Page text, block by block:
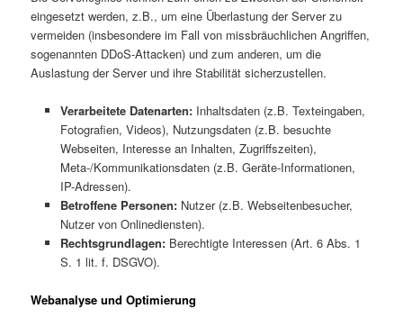
eingesetzt werden, z.B., um eine Überlastung der Server zu
vermeiden (insbesondere im Fall von missbräuchlichen Angriffen,
sogenannten DDoS-Attacken) und zum anderen, um die
Auslastung der Server und ihre Stabilität sicherzustellen.
Verarbeitete Datenarten:Inhaltsdaten (z.B. Texteingaben,
Fotografien, Videos), Nutzungsdaten (z.B. besuchte
Webseiten, Interesse an Inhalten, Zugriffszeiten),
Meta-/Kommunikationsdaten (z.B. Geräte-Informationen,
IP-Adressen).
Betroffene Personen:Nutzer (z.B. Webseitenbesucher,
Nutzer von Onlinediensten).
Rechtsgrundlagen:Berechtigte Interessen (Art. 6 Abs. 1
S. 1 lit. f. DSGVO).
Webanalyse und Optimierung